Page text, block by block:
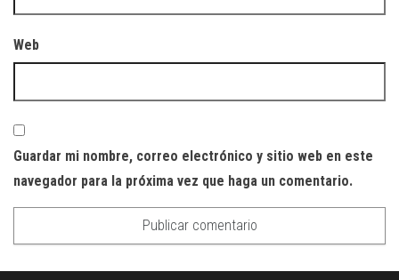
Web
Guardar mi nombre, correo electrónico y sitio web en este
navegador para la próxima vez que haga un comentario.